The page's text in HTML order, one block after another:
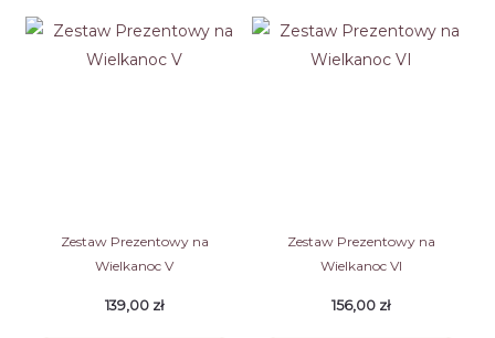
Zestaw Prezentowy na
Wielkanoc V
139,00 zł
Zestaw Prezentowy na
Wielkanoc VI
156,00 zł